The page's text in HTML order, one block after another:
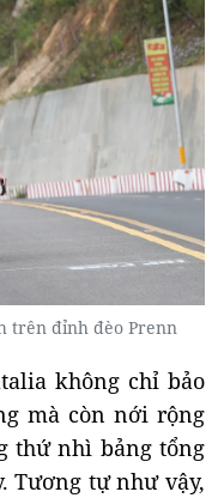
trên đỉnh đèo Prenn
không chỉ bảo
mà còn nới rộng
thứ nhì bảng tổng
Tương tự như vậy,